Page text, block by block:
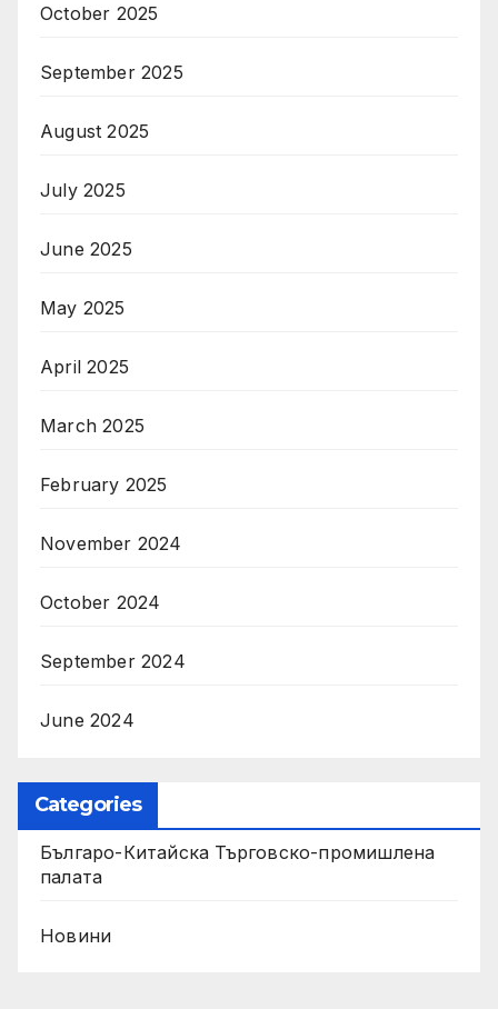
October 2025
September 2025
August 2025
July 2025
June 2025
May 2025
April 2025
March 2025
February 2025
November 2024
October 2024
September 2024
June 2024
Categories
Българо-Китайска Търговско-промишлена
палaта
Новини